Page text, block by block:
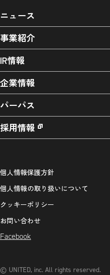
ニュース
事業紹介
IR情報
企業情報
パーパス
採用情報
個人情報保護方針
個人情報の取り扱いについて
クッキーポリシー
お問い合わせ
Facebook
© UNITED, inc. All rights reserved.